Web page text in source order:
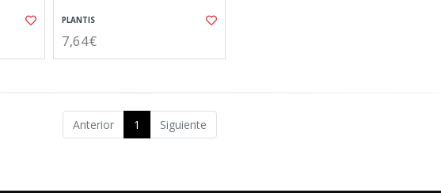
PLANTIS
7,64€
Anterior 1 Siguiente